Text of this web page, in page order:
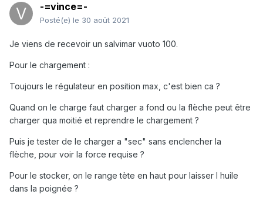
-=vince=-
Posté(e) le 30 août 2021
Je viens de recevoir un salvimar vuoto 100.
Pour le chargement :
Toujours le régulateur en position max, c'est bien ca ?
Quand on le charge faut charger a fond ou la flèche peut être
charger qua moitié et reprendre le chargement ?
Puis je tester de le charger a "sec" sans enclencher la
flèche, pour voir la force requise ?
Pour le stocker, on le range tète en haut pour laisser l huile
dans la poignée ?